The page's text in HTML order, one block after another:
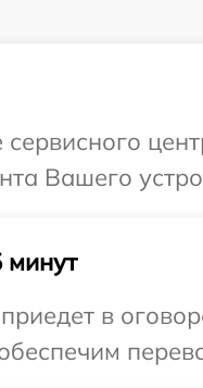
сервисного
Вашего
минут
в